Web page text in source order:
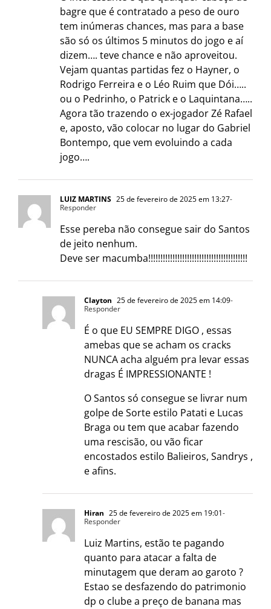
bagre que é contratado a peso de ouro
tem inúmeras chances, mas para a base
são só os últimos 5 minutos do jogo e aí
dizem…. teve chance e não aproveitou.
Vejam quantas partidas fez o Hayner, o
Rodrigo Ferreira e o Léo Ruim que Dói…..
ou o Pedrinho, o Patrick e o Laquintana…..
Agora tão trazendo o ex-jogador Zé Rafael
e, aposto, vão colocar no lugar do Gabriel
Bontempo, que vem evoluindo a cada
jogo….
LUIZ MARTINS 25 de fevereiro de 2025 em 13:27-
Responder
Esse pereba não consegue sair do Santos
de jeito nenhum.
Deve ser macumba!!!!!!!!!!!!!!!!!!!!!!!!!!!!!!!!!!!!!!!!!
Clayton 25 de fevereiro de 2025 em 14:09-
Responder
É o que EU SEMPRE DIGO , essas
amebas que se acham os cracks
NUNCA acha alguém pra levar essas
dragas É IMPRESSIONANTE !
O Santos só consegue se livrar num
golpe de Sorte estilo Patati e Lucas
Braga ou tem que acabar fazendo
uma rescisão, ou vão ficar
encostados estilo Balieiros, Sandrys ,
e afins.
Hiran 25 de fevereiro de 2025 em 19:01-
Responder
Luiz Martins, estão te pagando
quanto para atacar a falta de
minutagem que deram ao garoto ?
Estao se desfazendo do patrimonio
dp o clube a preço de banana mas